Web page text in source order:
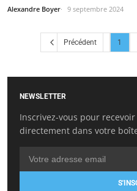
Alexandre Boyer 9 septembre 2024
Précédent 1
NEWSLETTER
Inscrivez-vous pour
directement dans votre